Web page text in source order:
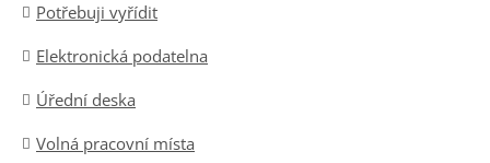
Potřebuji vyřídit
Elektronická podatelna
Úřední deska
Volná pracovní místa